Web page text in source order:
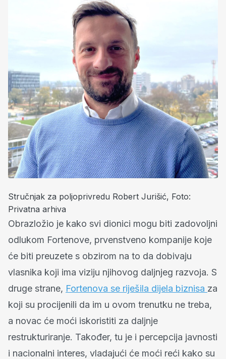
Stručnjak za poljoprivredu Robert Jurišić, Foto:
Privatna arhiva
Obrazložio je kako svi dionici mogu biti zadovoljni
odlukom Fortenove, prvenstveno kompanije koje
će biti preuzete s obzirom na to da dobivaju
vlasnika koji ima viziju njihovog daljnjeg razvoja. S
druge strane, Fortenova se riješila dijela biznisa za
koji su procijenili da im u ovom trenutku ne treba,
a novac će moći iskoristiti za daljnje
restrukturiranje. Također, tu je i percepcija javnosti
i nacionalni interes, vladajući će moći reći kako su